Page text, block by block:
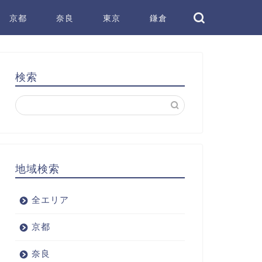
京都 奈良 東京 鎌倉
検索
地域検索
全エリア
京都
奈良